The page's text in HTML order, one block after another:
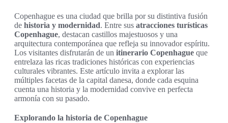
Copenhague es una ciudad que brilla por su distintiva fusión
de historia y modernidad. Entre sus atracciones turísticas
Copenhague, destacan castillos majestuosos y una
arquitectura contemporánea que refleja su innovador espíritu.
Los visitantes disfrutarán de un itinerario Copenhague que
entrelaza las ricas tradiciones históricas con experiencias
culturales vibrantes. Este artículo invita a explorar las
múltiples facetas de la capital danesa, donde cada esquina
cuenta una historia y la modernidad convive en perfecta
armonía con su pasado.
Explorando la historia de Copenhague